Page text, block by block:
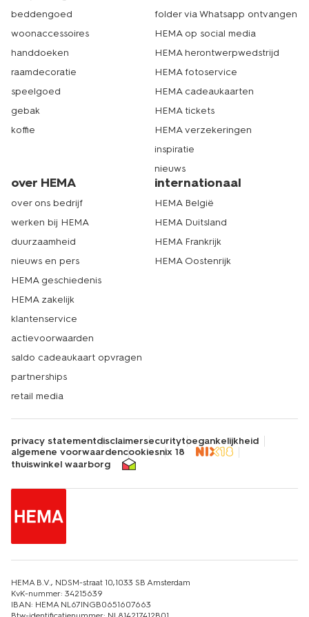
beddengoed
woonaccessoires
handdoeken
raamdecoratie
speelgoed
gebak
koffie
folder via Whatsapp ontvangen
HEMA op social media
HEMA herontwerpwedstrijd
HEMA fotoservice
HEMA cadeaukaarten
HEMA tickets
HEMA verzekeringen
inspiratie
nieuws
over HEMA
over ons bedrijf
werken bij HEMA
duurzaamheid
nieuws en pers
HEMA geschiedenis
HEMA zakelijk
klantenservice
actievoorwaarden
saldo cadeaukaart opvragen
partnerships
retail media
internationaal
HEMA België
HEMA Duitsland
HEMA Frankrijk
HEMA Oostenrijk
privacy statementdisclaimersecuritytoegankelijkheid
algemene voorwaardencookiesnix 18
thuiswinkel waarborg
HEMA B.V., NDSM-straat 10,1033 SB Amsterdam
KvK-nummer: 34215639
IBAN: HEMA NL67INGB0651607663